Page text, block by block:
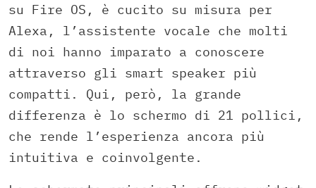
su Fire OS, è cucito su misura per
Alexa, l’assistente vocale che molti
di noi hanno imparato a conoscere
attraverso gli smart speaker più
compatti. Qui, però, la grande
differenza è lo schermo di 21 pollici,
che rende l’esperienza ancora più
intuitiva e coinvolgente.